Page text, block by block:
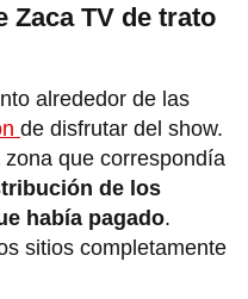
Zaca TV de trato
alrededor de las
de disfrutar del show.
que correspondía
de los
había pagado.
sitios completamente